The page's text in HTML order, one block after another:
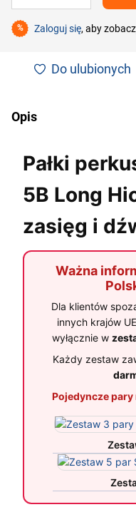
% Zaloguj się, aby
Do ulubionych
Opis
Pałki
5B Long
zasięg i
Ważna
Dla klientów
innych krajów
wyłącznie w
Każdy zestaw
Pojedyncze pary